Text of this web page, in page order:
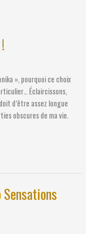
», pourquoi ce choix
Éclaircissons,
d’être assez longue
obscures de ma vie.